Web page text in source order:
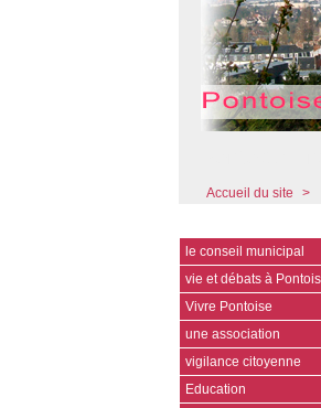
Accueil du site >
le conseil municipal
vie et débats à
Vivre Pontoise
une association
vigilance citoyenne
Education